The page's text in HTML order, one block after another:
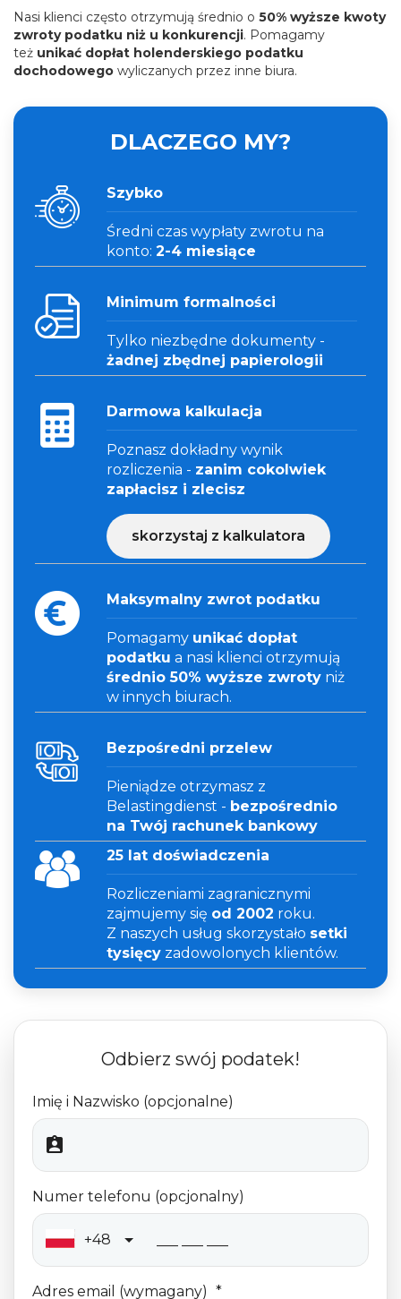
Nasi klienci często otrzymują średnio o 50% wyższe kwoty
zwroty podatku niż u konkurencji. Pomagamy
też unikać dopłat holenderskiego podatku
dochodowego wyliczanych przez inne biura.
DLACZEGO MY?
Szybko
Średni czas wypłaty zwrotu na
konto: 2-4 miesiące
Minimum formalności
Tylko niezbędne dokumenty -
żadnej zbędnej papierologii
Darmowa kalkulacja
Poznasz dokładny wynik
rozliczenia - zanim cokolwiek
zapłacisz i zlecisz
skorzystaj z kalkulatora
Maksymalny zwrot podatku
Pomagamy unikać dopłat
podatku a nasi klienci otrzymują
średnio 50% wyższe zwroty niż
w innych biurach.
Bezpośredni przelew
Pieniądze otrzymasz z
Belastingdienst - bezpośrednio
na Twój rachunek bankowy
25 lat doświadczenia
Rozliczeniami zagranicznymi
zajmujemy się od 2002 roku.
Z naszych usług skorzystało setki
tysięcy zadowolonych klientów.
Odbierz swój podatek!
Imię i Nazwisko (opcjonalne)
Numer telefonu (opcjonalny)
+48
Adres email (wymagany) *